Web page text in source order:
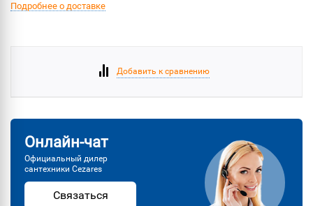
Подробнее о доставке
Добавить к сравнению
Онлайн-чат
Официальный дилер
сантехники Cezares
Связаться